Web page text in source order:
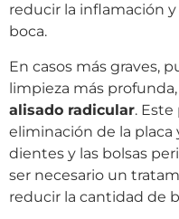
reducir la inflamación
boca.
En casos más graves,
limpieza más
alisado radicular.
eliminación de la placa
dientes y las bolsas
ser necesario un
reducir la cantidad de